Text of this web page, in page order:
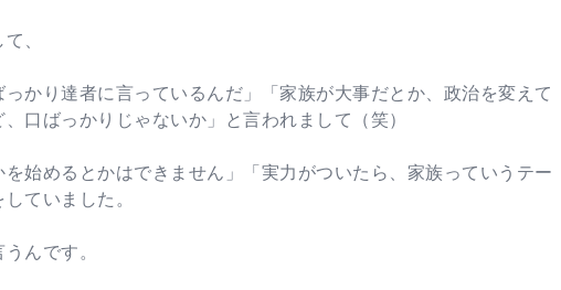
、
かり達者に言っているんだ」「家族が大事だとか、政治を変えて
口ばっかりじゃないか」と言われまして（笑）
始めるとかはできません」「実力がついたら、家族っていうテー
ていました。
んです。